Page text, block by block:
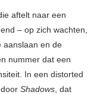
aftelt naar een
– op zich wachten,
aanslaan en de
nummer dat een
In een distorted
Shadows, dat